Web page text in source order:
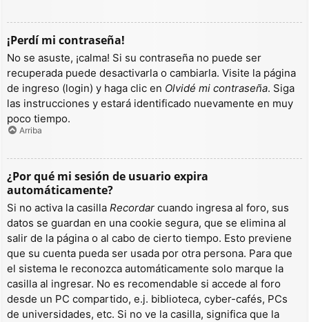
¡Perdí mi contraseña!
No se asuste, ¡calma! Si su contraseña no puede ser
recuperada puede desactivarla o cambiarla. Visite la página
de ingreso (login) y haga clic en Olvidé mi contraseña. Siga
las instrucciones y estará identificado nuevamente en muy
poco tiempo.
Arriba
¿Por qué mi sesión de usuario expira
automáticamente?
Si no activa la casilla Recordar cuando ingresa al foro, sus
datos se guardan en una cookie segura, que se elimina al
salir de la página o al cabo de cierto tiempo. Esto previene
que su cuenta pueda ser usada por otra persona. Para que
el sistema le reconozca automáticamente solo marque la
casilla al ingresar. No es recomendable si accede al foro
desde un PC compartido, e.j. biblioteca, cyber-cafés, PCs
de universidades, etc. Si no ve la casilla, significa que la